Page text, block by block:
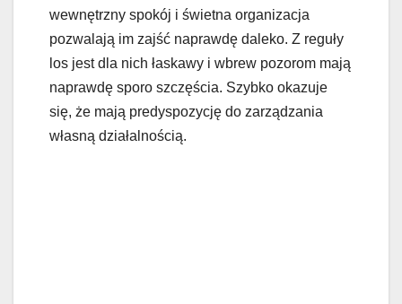
wewnętrzny spokój i świetna organizacja
pozwalają im zajść naprawdę daleko. Z reguły
los jest dla nich łaskawy i wbrew pozorom mają
naprawdę sporo szczęścia. Szybko okazuje
się, że mają predyspozycję do zarządzania
własną działalnością.